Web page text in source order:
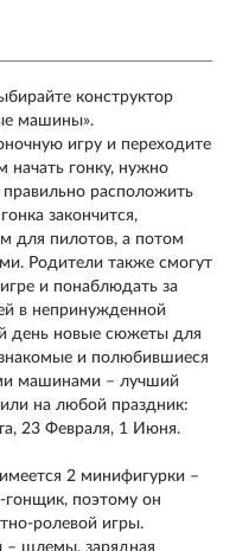
конструктор
машины».
игру и переходите
начать гонку, нужно
правильно расположить
закончится,
для пилотов, а потом
Родители также смогут
и понаблюдать за
в непринужденной
день новые сюжеты для
и полюбившиеся
машинами – лучший
на любой праздник:
23 Февраля, 1 Июня.
2 минифигурки –
поэтому он
ролевой игры.
– шлемы, зарядная